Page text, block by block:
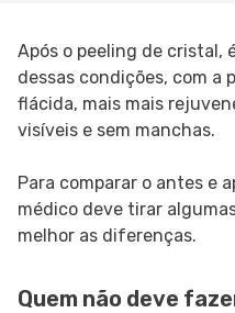
Após o peeling de cristal,
dessas condições, com a
flácida, mais mais
visíveis e sem manchas.
Para comparar o antes e
médico deve tirar
melhor as diferenças.
Quem não deve